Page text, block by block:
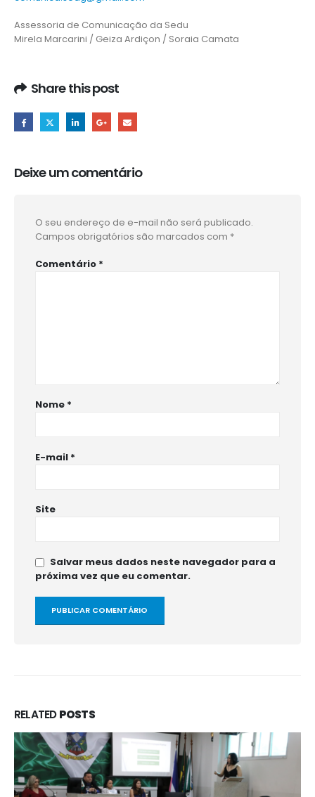
Assessoria de Comunicação da Sedu
Mirela Marcarini / Geiza Ardiçon / Soraia Camata
Share this post
Deixe um comentário
O seu endereço de e-mail não será publicado.
Campos obrigatórios são marcados com *
Comentário *
Nome *
E-mail *
Site
Salvar meus dados neste navegador para a
próxima vez que eu comentar.
RELATEDPOSTS